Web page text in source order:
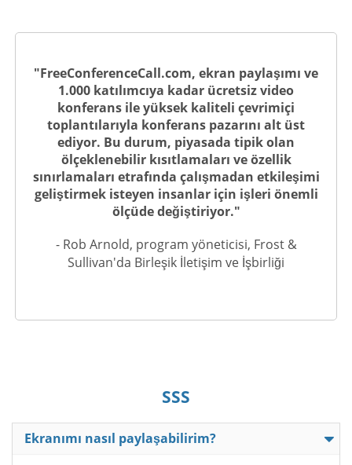
"FreeConferenceCall.com, ekran paylaşımı ve
1.000 katılımcıya kadar ücretsiz video
konferans ile yüksek kaliteli çevrimiçi
toplantılarıyla konferans pazarını alt üst
ediyor. Bu durum, piyasada tipik olan
ölçeklenebilir kısıtlamaları ve özellik
sınırlamaları etrafında çalışmadan etkileşimi
geliştirmek isteyen insanlar için işleri önemli
ölçüde değiştiriyor."
- Rob Arnold, program yöneticisi, Frost &
Sullivan'da Birleşik İletişim ve İşbirliği
SSS
Ekranımı nasıl paylaşabilirim?